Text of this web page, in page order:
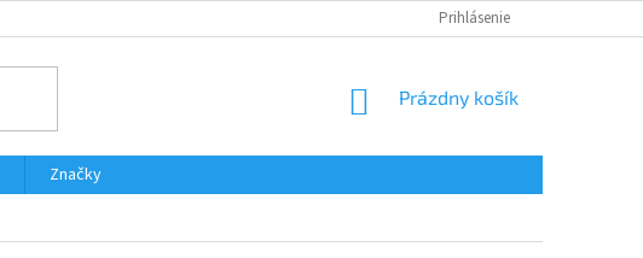
Prihlásenie
NÁKUPNÝ
Prázdny košík
Značky